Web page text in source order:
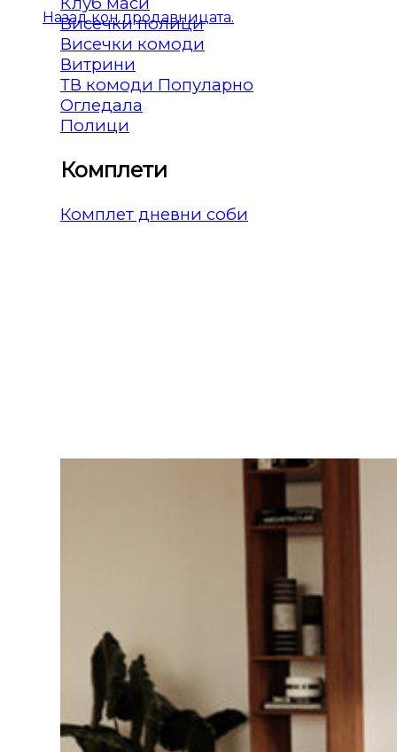
Назад кон продавницата.
Висечки полици
Висечки комоди
Витрини
ТВ комоди
Огледала
Полици
Комплети
Комплет дневни соби